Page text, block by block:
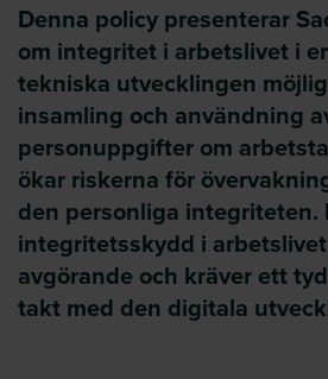
Denna policy presenterar
om integritet i arbetslivet i
tekniska utvecklingen
insamling och användning
personuppgifter om
ökar riskerna för
den personliga integriteten.
integritetsskydd i
avgörande och kräver ett
takt med den digitala